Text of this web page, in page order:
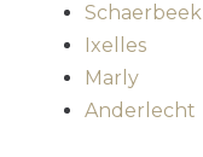
Schaerbeek
Ixelles
Marly
Anderlecht